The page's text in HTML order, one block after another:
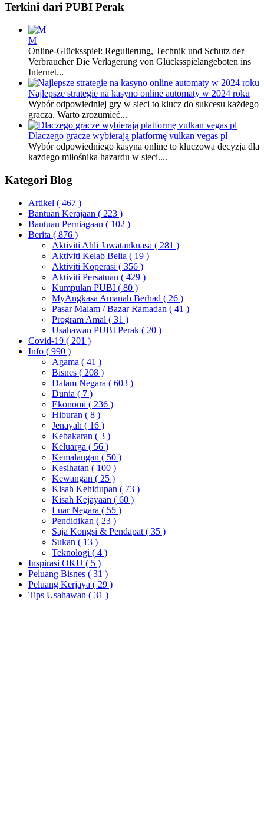
Terkini dari PUBI Perak
M
Online-Glücksspiel: Regulierung, Technik und Schutz der
Verbraucher Die Verlagerung von Glücksspielangeboten ins
Internet...
Najlepsze strategie na kasyno online automaty w 2024 roku
Wybór odpowiedniej gry w sieci to klucz do sukcesu każdego
gracza. Warto zrozumieć...
Dlaczego gracze wybierają platformę vulkan vegas pl
Wybór odpowiedniego kasyna online to kluczowa decyzja dla
każdego miłośnika hazardu w sieci....
Kategori Blog
Artikel ( 467 )
Bantuan Kerajaan ( 223 )
Bantuan Perniagaan ( 102 )
Berita ( 876 )
Aktiviti Ahli Jawatankuasa ( 281 )
Aktiviti Kelab Belia ( 19 )
Aktiviti Koperasi ( 356 )
Aktiviti Persatuan ( 429 )
Kumpulan PUBI ( 80 )
MyAngkasa Amanah Berhad ( 26 )
Pasar Malam / Bazar Ramadan ( 41 )
Program Amal ( 31 )
Usahawan PUBI Perak ( 20 )
Covid-19 ( 201 )
Info ( 990 )
Agama ( 41 )
Bisnes ( 208 )
Dalam Negara ( 603 )
Dunia ( 7 )
Ekonomi ( 236 )
Hiburan ( 8 )
Jenayah ( 16 )
Kebakaran ( 3 )
Keluarga ( 56 )
Kemalangan ( 50 )
Kesihatan ( 100 )
Kewangan ( 25 )
Kisah Kehidupan ( 73 )
Kisah Kejayaan ( 60 )
Luar Negara ( 55 )
Pendidikan ( 23 )
Saja Kongsi & Pendapat ( 35 )
Sukan ( 13 )
Teknologi ( 4 )
Inspirasi OKU ( 5 )
Peluang Bisnes ( 31 )
Peluang Kerjaya ( 29 )
Tips Usahawan ( 31 )